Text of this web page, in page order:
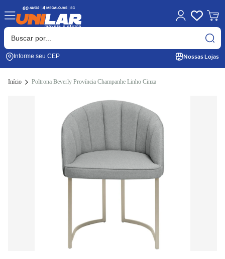
Informe seu CEP Nossas Lojas
Início Poltrona Beverly Província Champanhe Linho Cinza